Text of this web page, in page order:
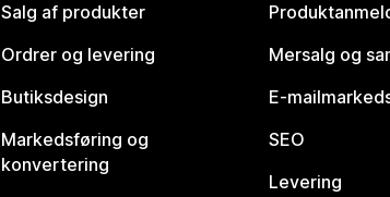
Salg af produkter
Ordrer og levering
Butiksdesign
Markedsføring og
konvertering
Mersalg og
E-
SEO
Levering